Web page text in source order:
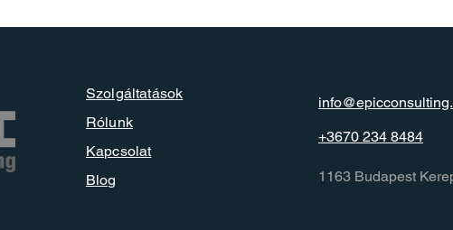
Szolgáltatások
Rólunk
Kapcsolat
Blog
+3670 234 8484
1163 Budapest